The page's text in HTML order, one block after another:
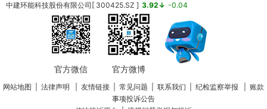
中建环能科技股份有限公司[ 300425.SZ ] 3.92↓ -0.04
20260807101639 (北京时间)
官方微信 官方微博
网站地图 法律声明 友情链接 常见问题 联系我们 纪检监察举报
账款
事项投诉公告